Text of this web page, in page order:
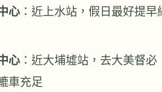
心：近上水站，假日最好提早
心：近大埔墟站，去大美督必
車充足